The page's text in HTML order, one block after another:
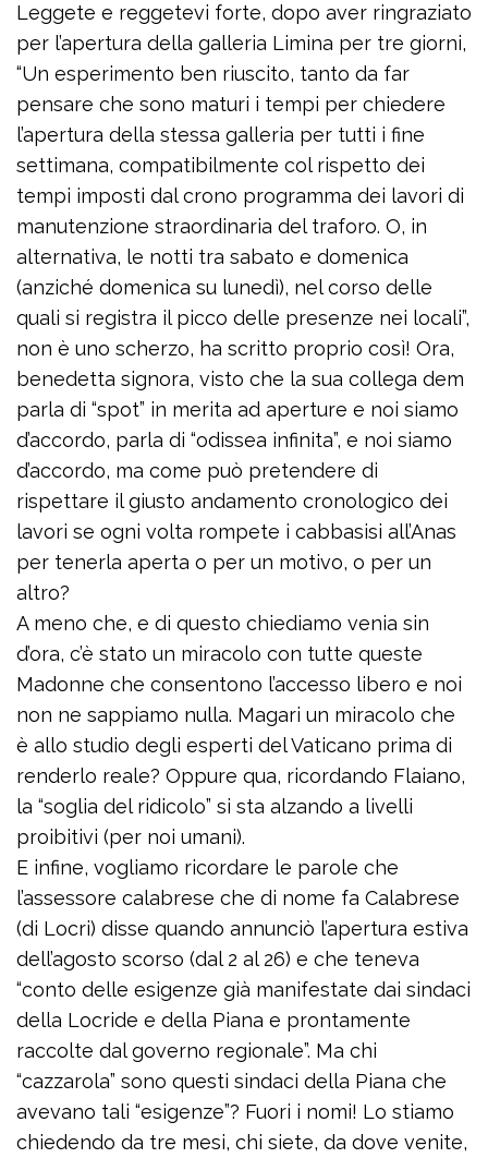
Leggete e reggetevi forte, dopo aver ringraziato
per l’apertura della galleria Limina per tre giorni,
“Un esperimento ben riuscito, tanto da far
pensare che sono maturi i tempi per chiedere
l’apertura della stessa galleria per tutti i fine
settimana, compatibilmente col rispetto dei
tempi imposti dal crono programma dei lavori di
manutenzione straordinaria del traforo. O, in
alternativa, le notti tra sabato e domenica
(anziché domenica su lunedì), nel corso delle
quali si registra il picco delle presenze nei locali”,
non è uno scherzo, ha scritto proprio così! Ora,
benedetta signora, visto che la sua collega dem
parla di “spot” in merita ad aperture e noi siamo
d’accordo, parla di “odissea infinita”, e noi siamo
d’accordo, ma come può pretendere di
rispettare il giusto andamento cronologico dei
lavori se ogni volta rompete i cabbasisi all’Anas
per tenerla aperta o per un motivo, o per un
altro?
A meno che, e di questo chiediamo venia sin
d’ora, c’è stato un miracolo con tutte queste
Madonne che consentono l’accesso libero e noi
non ne sappiamo nulla. Magari un miracolo che
è allo studio degli esperti del Vaticano prima di
renderlo reale? Oppure qua, ricordando Flaiano,
la “soglia del ridicolo” si sta alzando a livelli
proibitivi (per noi umani).
E infine, vogliamo ricordare le parole che
l’assessore calabrese che di nome fa Calabrese
(di Locri) disse quando annunciò l’apertura estiva
dell’agosto scorso (dal 2 al 26) e che teneva
“conto delle esigenze già manifestate dai sindaci
della Locride e della Piana e prontamente
raccolte dal governo regionale”. Ma chi
“cazzarola” sono questi sindaci della Piana che
avevano tali “esigenze”? Fuori i nomi! Lo stiamo
chiedendo da tre mesi, chi siete, da dove venite,